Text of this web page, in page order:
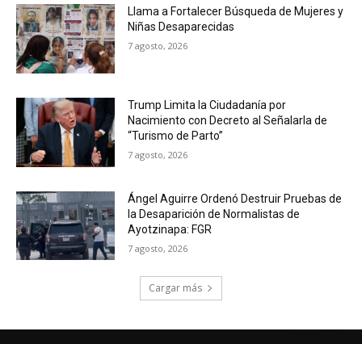
Llama a Fortalecer Búsqueda de Mujeres y
Niñas Desaparecidas
7 agosto, 2026
Trump Limita la Ciudadanía por
Nacimiento con Decreto al Señalarla de
“Turismo de Parto”
7 agosto, 2026
Ángel Aguirre Ordenó Destruir Pruebas de
la Desaparición de Normalistas de
Ayotzinapa: FGR
7 agosto, 2026
Cargar más